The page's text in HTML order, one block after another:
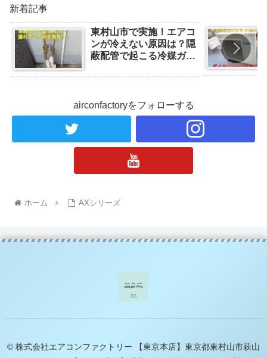
新着記事
東村山市で実施！エアコ
ンが冷えない原因は？隠
蔽配管で起こる冷媒ガス
airconfactoryをフォローする
ホーム AXシリーズ
© 株式会社エアコンファクトリー 【東京本店】東京都東村山市萩山